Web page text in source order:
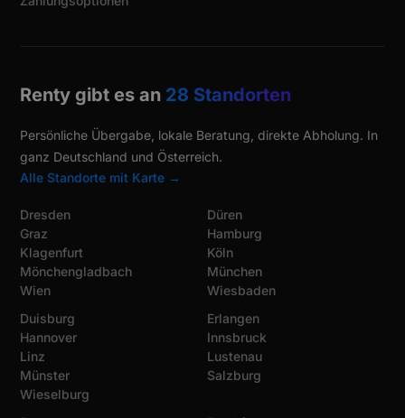
Renty gibt es an 28 Standorten
Persönliche Übergabe, lokale Beratung, direkte Abholung. In
ganz Deutschland und Österreich.
Alle Standorte mit Karte →
Dresden
Graz
Klagenfurt
Mönchengladbach
Wien
Düren
Hamburg
Köln
München
Wiesbaden
Duisburg
Hannover
Linz
Münster
Wieselburg
Erlangen
Innsbruck
Lustenau
Salzburg